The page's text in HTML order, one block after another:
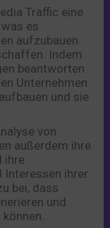
Traffic eine
es
aufzubauen
Indem
beantworten
Unternehmen
und sie
von
außerdem ihre
ihre
Interessen ihrer
bei, dass
und